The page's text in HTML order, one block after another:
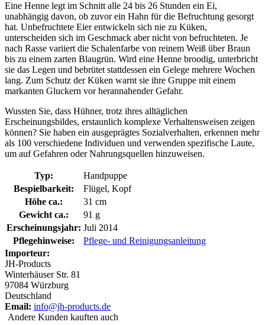
Eine Henne legt im Schnitt alle 24 bis 26 Stunden ein Ei,
unabhängig davon, ob zuvor ein Hahn für die Befruchtung gesorgt
hat. Unbefruchtete Eier entwickeln sich nie zu Küken,
unterscheiden sich im Geschmack aber nicht von befruchteten. Je
nach Rasse variiert die Schalenfarbe von reinem Weiß über Braun
bis zu einem zarten Blaugrün. Wird eine Henne broodig, unterbricht
sie das Legen und bebrütet stattdessen ein Gelege mehrere Wochen
lang. Zum Schutz der Küken warnt sie ihre Gruppe mit einem
markanten Gluckern vor herannahender Gefahr.
Wussten Sie, dass Hühner, trotz ihres alltäglichen
Erscheinungsbildes, erstaunlich komplexe Verhaltensweisen zeigen
können? Sie haben ein ausgeprägtes Sozialverhalten, erkennen mehr
als 100 verschiedene Individuen und verwenden spezifische Laute,
um auf Gefahren oder Nahrungsquellen hinzuweisen.
Typ:
Handpuppe
Bespielbarkeit:
Flügel, Kopf
Höhe ca.:
31 cm
Gewicht ca.:
91 g
Erscheinungsjahr: Juli 2014
Pflegehinweise:
Pflege- und Reinigungsanleitung
Importeur:
JH-Products
Winterhäuser Str. 81
97084 Würzburg
Deutschland
Email: info@jh-products.de
Andere Kunden kauften auch